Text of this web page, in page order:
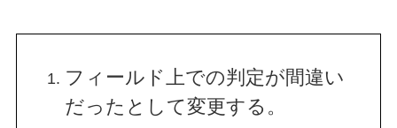
フィールド上での判定が間違い
だったとして変更する。